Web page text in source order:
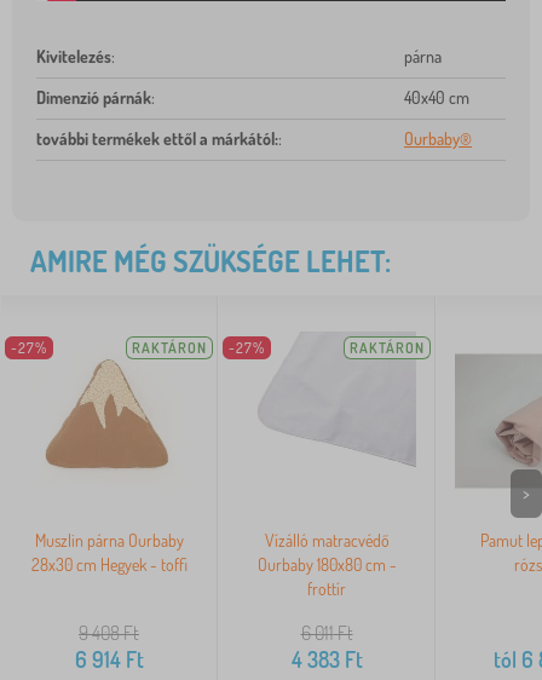
Kivitelezés:
párna
Dimenzió párnák:
40x40 cm
további termékek ettől a márkától:: Ourbaby®
AMIRE MÉG SZÜKSÉGE LEHET:
-27% RAKTÁRON
Muszlin párna Ourbaby
28x30 cm Hegyek - toffi
9 408Ft
6 914Ft
-27% RAKTÁRON
Vízálló matracvédő
Ourbaby 180x80 cm -
frottír
6 011Ft
4 383Ft
Pamut
tól 6
>